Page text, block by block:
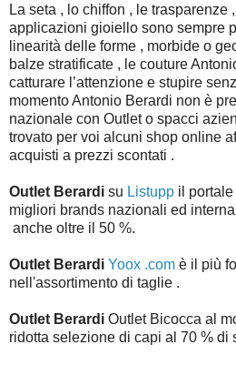
La seta , lo chiffon , le trasparenze
applicazioni gioiello sono sempre
linearità delle forme , morbide o
balze stratificate , le couture
catturare l’attenzione e stupire
momento Antonio Berardi non è
nazionale con Outlet o spacci
trovato per voi alcuni shop online
acquisti a prezzi scontati .
Outlet Berardi su Listupp il
migliori brands nazionali ed
anche oltre il 50 %.
Outlet Berardi Yoox .com è il più
nell'assortimento di taglie .
Outlet Berardi Outlet Bicocca al
ridotta selezione di capi al 70 % di